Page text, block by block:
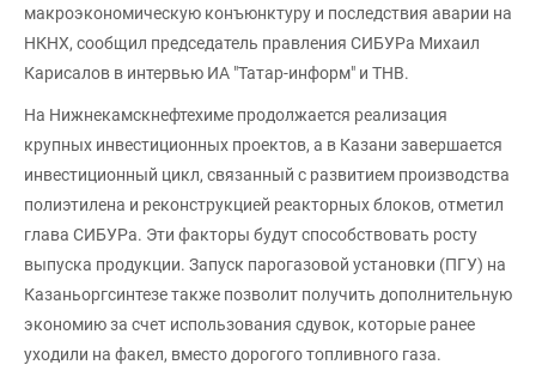
макроэкономическую конъюнктуру и последствия аварии на
НКНХ, сообщил председатель правления СИБУРа Михаил
Карисалов в интервью ИА "Татар-информ" и ТНВ.
На Нижнекамскнефтехиме продолжается реализация
крупных инвестиционных проектов, а в Казани завершается
инвестиционный цикл, связанный с развитием производства
полиэтилена и реконструкцией реакторных блоков, отметил
глава СИБУРа. Эти факторы будут способствовать росту
выпуска продукции. Запуск парогазовой установки (ПГУ) на
Казаньоргсинтезе также позволит получить дополнительную
экономию за счет использования сдувок, которые ранее
уходили на факел, вместо дорогого топливного газа.